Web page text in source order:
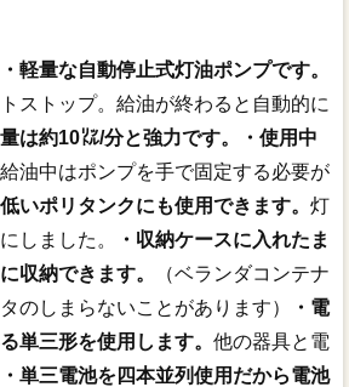
軽量な自動停止式灯油ポンプです。
ストップ。給油が終わると自動的に
量は約10㍑/分と強力です。
・使用中
給油中はポンプを手で固定する必要が
低いポリタンクにも使用できます。 灯
しました。
・収納ケースに入れたま
収納できます。
（ベランダコンテナ
のしまらないことがあります）
・電
単三形を使用します。 他の器具と電
・単三電池を四本並列使用だから電池